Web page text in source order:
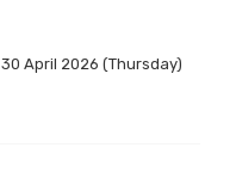
30 April 2026 (Thursday)